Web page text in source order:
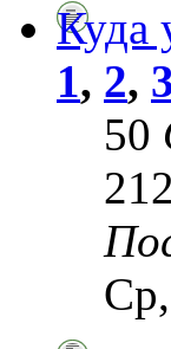
Куда
1, 2,
50